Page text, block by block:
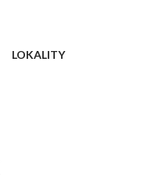
LOKALITY